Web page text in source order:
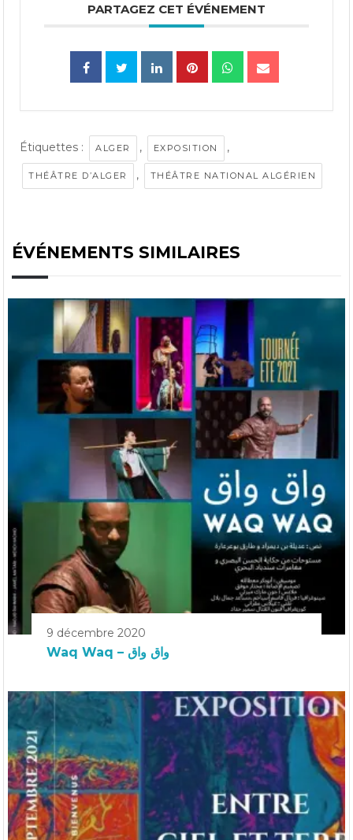
PARTAGEZ CET ÉVÉNEMENT
Étiquettes : ALGER , EXPOSITION ,
THÉÂTRE D’ALGER , THÉÂTRE NATIONAL ALGÉRIEN
ÉVÉNEMENTS SIMILAIRES
9 décembre 2020
Waq Waq – واق واق